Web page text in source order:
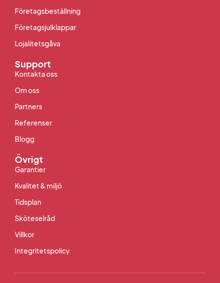
Företagsbeställning
Företagsjulklappar
Lojalitetsgåva
Support
Kontakta oss
Om oss
Partners
Referenser
Blogg
Övrigt
Garantier
Kvalitet & miljö
Tidsplan
Sköteselråd
Villkor
Integritetspolicy